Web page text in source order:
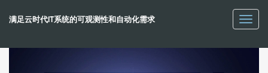
满足云时代IT系统的可观测性和自动化需求